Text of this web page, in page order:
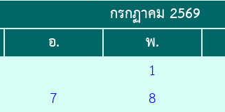
กรกฏาคม 2569
อ. พ.
1
7 8